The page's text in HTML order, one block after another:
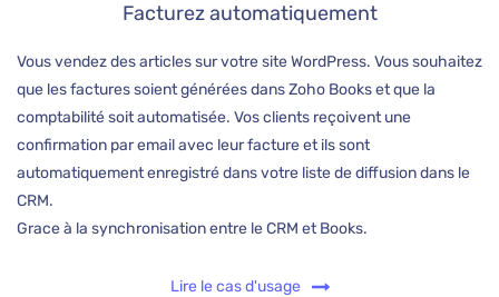
Facturez automatiquement
Vous vendez des articles sur votre site WordPress. Vous souhaitez
que les factures soient générées dans Zoho Books et que la
comptabilité soit automatisée. Vos clients reçoivent une
confirmation par email avec leur facture et ils sont
automatiquement enregistré dans votre liste de diffusion dans le
CRM.
Grace à la synchronisation entre le CRM et Books.
Lire le cas d'usage